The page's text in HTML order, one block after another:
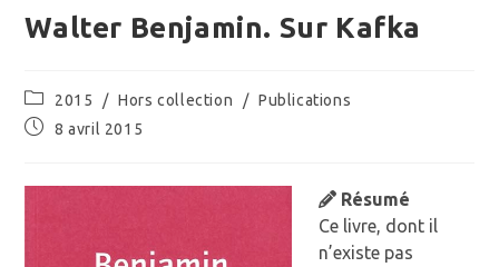
Walter Benjamin. Sur Kafka
Post
category:
2015 / Hors collection / Publications
Publication
8 avril 2015
Résumé
Ce livre, dont il
n’existe pas